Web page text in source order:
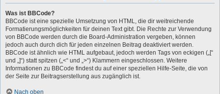
Was ist BBCode?
BBCode ist eine spezielle Umsetzung von HTML, die dir weitreichende
Formatierungsmöglichkeiten für deinen Text gibt. Die Rechte zur Verwendung
von BBCode werden durch die Board-Administration vergeben, können
jedoch auch durch dich für jeden einzelnen Beitrag deaktiviert werden.
BBCode ist ähnlich wie HTML aufgebaut, jedoch werden Tags von eckigen („[“
und „]“) statt spitzen („<“ und „>“) Klammern eingeschlossen. Weitere
Informationen zu BBCode findest du auf einer speziellen Hilfe-Seite, die von
der Seite zur Beitragserstellung aus zugänglich ist.
Nach oben